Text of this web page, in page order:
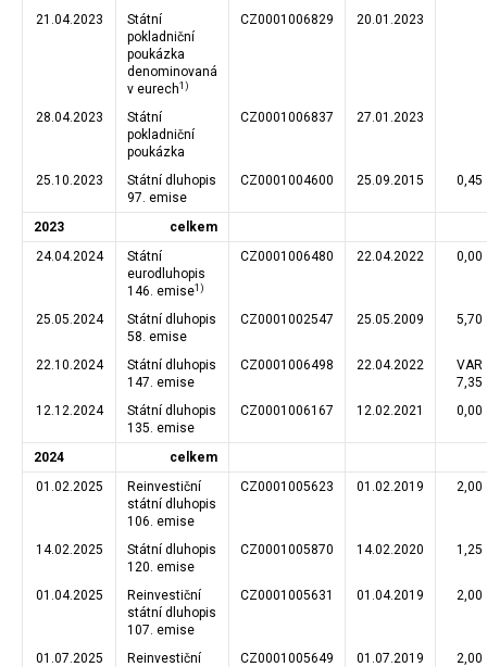
21.04.2023
Státní
pokladniční
poukázka
denominovaná
v eurech1)
CZ0001006829 20.01.2023
28.04.2023
Státní
pokladniční
poukázka
CZ0001006837 27.01.2023
25.10.2023
Státní dluhopis
97. emise
CZ0001004600 25.09.2015 0,45
2023
celkem
24.04.2024
Státní
eurodluhopis
146. emise1)
CZ0001006480 22.04.2022 0,00
25.05.2024
Státní dluhopis
58. emise
CZ0001002547 25.05.2009 5,70
22.10.2024
Státní dluhopis
147. emise
CZ0001006498 22.04.2022
VAR
7,35
12.12.2024
Státní dluhopis
135. emise
CZ0001006167 12.02.2021 0,00
2024
celkem
01.02.2025
Reinvestiční
státní dluhopis
106. emise
CZ0001005623 01.02.2019 2,00
14.02.2025
Státní dluhopis
120. emise
CZ0001005870 14.02.2020 1,25
01.04.2025
Reinvestiční
státní dluhopis
107. emise
CZ0001005631 01.04.2019 2,00
01.07.2025
Reinvestiční
CZ0001005649 01.07.2019 2,00